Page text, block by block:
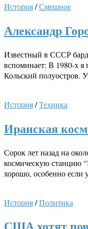
История/Смешное
Александр
Известный в СССР
вспоминает: В 1980-х я
Кольский полуостров.
История/Техника
Иранская
Сорок лет назад на
космическую станцию
хорошо, особенно если
История/Политика